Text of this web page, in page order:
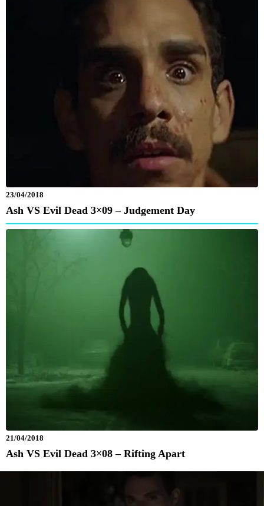
23/04/2018
Ash VS Evil Dead 3×09 – Judgement Day
21/04/2018
Ash VS Evil Dead 3×08 – Rifting Apart